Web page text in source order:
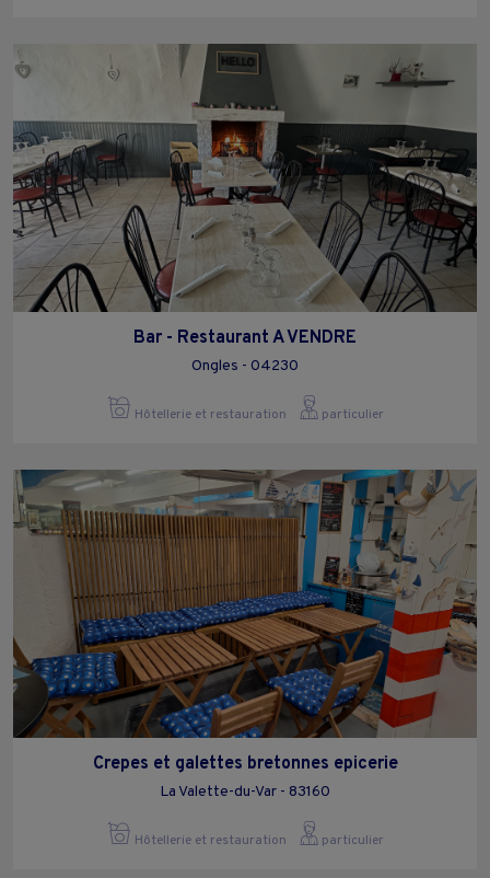
Bar - Restaurant A VENDRE
Ongles - 04230
Hôtellerie et restauration particulier
Crepes et galettes bretonnes epicerie
La Valette-du-Var - 83160
Hôtellerie et restauration particulier